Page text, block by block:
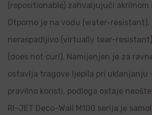
(repositionable) zahvaljujući akrilnom
Otporno je na vodu (water-resistant),
neraspadljivo (virtually tear-
(does not curl). Namijenjen je za
ostavlja tragove ljepila pri uklanjanju
pravilno koristi, podloga ostaje
RI-JET Deco-Wall M100 serija je